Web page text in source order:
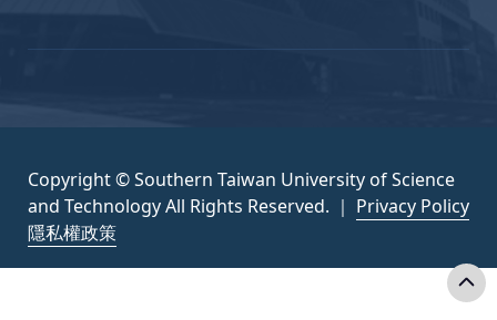
Copyright © Southern Taiwan University of Science
and Technology All Rights Reserved. ｜ Privacy Policy
隱私權政策